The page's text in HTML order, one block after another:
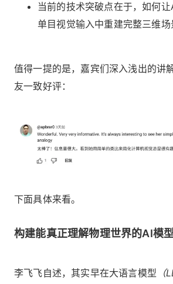
当前的技术突破点在于，如何
单目视觉输入中重建完整三维场
值得一提的是，嘉宾们深入浅出的讲
友一致好评：
下面具体来看。
构建能真正理解物理世界的AI模
李飞飞自述，其实早在大语言模型 （